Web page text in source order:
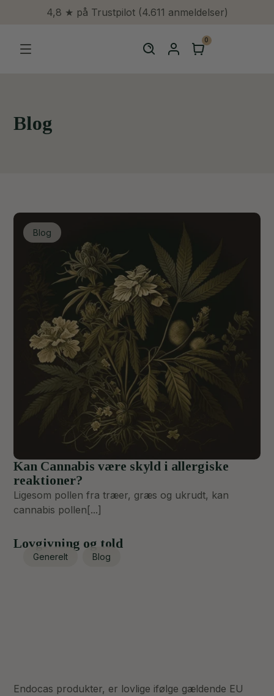
4,8 ★ på Trustpilot (4.611 anmeldelser)
0
Blog
Blog
Kan Cannabis være skyld i allergiske
reaktioner?
Ligesom pollen fra træer, græs og ukrudt, kan
cannabis pollen[...]
Generelt Blog
Lovgivning og told
Endocas produkter, er lovlige ifølge gældende EU